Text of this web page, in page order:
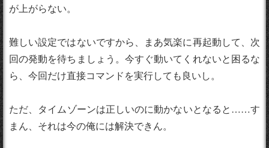
が上がらない。
難しい設定ではないですから、まあ気楽に再起動して、次
回の発動を待ちましょう。今すぐ動いてくれないと困るな
ら、今回だけ直接コマンドを実行しても良いし。
ただ、タイムゾーンは正しいのに動かないとなると……す
まん、それは今の俺には解決できん。